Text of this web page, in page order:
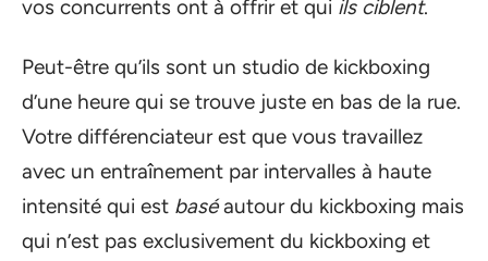
vos concurrents ont à offrir et qui ils ciblent.
Peut-être qu’ils sont un studio de kickboxing
d’une heure qui se trouve juste en bas de la rue.
Votre différenciateur est que vous travaillez
avec un entraînement par intervalles à haute
intensité qui est baséautour du kickboxing mais
qui n’est pas exclusivement du kickboxing et